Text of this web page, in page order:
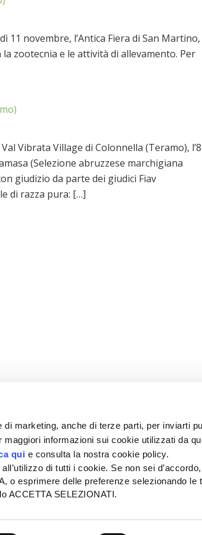
marketing, anche di terze parti, per inviarti
informazioni sui cookie utilizzati da
qui e consulta la nostra cookie policy.
di tutti i cookie. Se non sei
o esprimere delle preferenze selezionando le
ACCETTA SELEZIONATI.
novembre, l’Antica Fiera di San Martino,
zootecnia e le attività di allevamento. Per
Vibrata Village di Colonnella (Teramo),
(Selezione abruzzese marchigiana
giudizio da parte dei giudici Fiav
di razza pura: […]
SEDE
Tel + 39.045.8057511
info@informatoreagrario.it
PUBBLICITÀ
Tel +